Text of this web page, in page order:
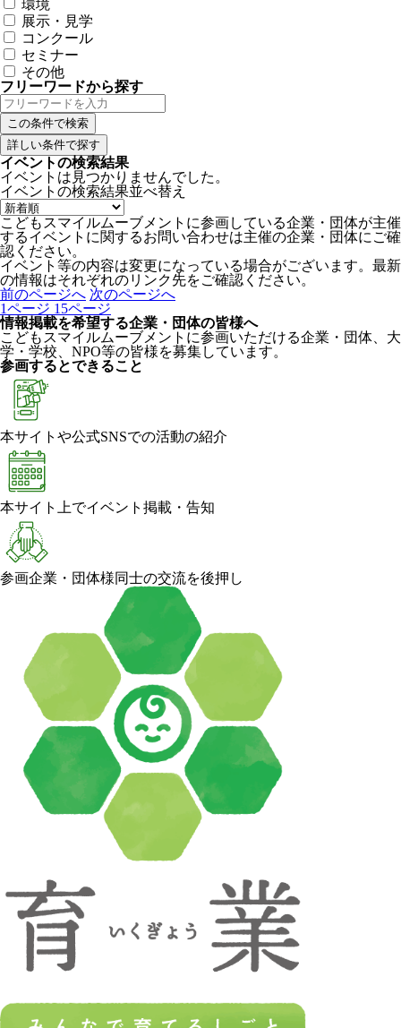
環境
展示・見学
コンクール
セミナー
その他
フリーワードから探す
詳しい条件で探す
イベントの検索結果
イベントは見つかりませんでした。
イベントの検索結果並べ替え
こどもスマイルムーブメントに参画している企業・団体が主催
するイベントに関するお問い合わせは主催の企業・団体にご確
認ください。
イベント等の内容は変更になっている場合がございます。最新
の情報はそれぞれのリンク先をご確認ください。
前のページへ 次のページへ
1ページ 15ページ
情報掲載を希望する企業・団体の皆様へ
こどもスマイルムーブメントに参画いただける企業・団体、大
学・学校、NPO等の皆様を募集しています。
参画するとできること
本サイトや公式SNSでの活動の紹介
本サイト上でイベント掲載・告知
参画企業・団体様同士の交流を後押し